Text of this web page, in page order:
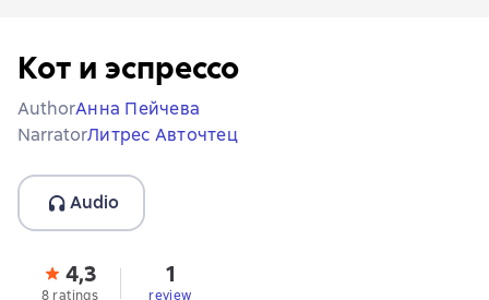
Кот и эспрессо
AuthorАнна Пейчева
NarratorЛитрес Авточтец
Audio
4,3
8 ratings
1
review